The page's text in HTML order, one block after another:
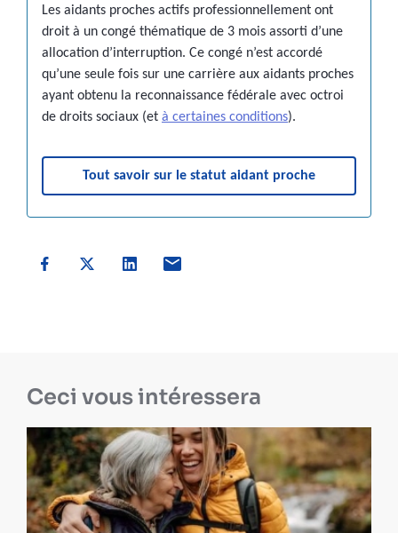
Les aidants proches actifs professionnellement ont
droit à un congé thématique de 3 mois assorti d’une
allocation d’interruption. Ce congé n’est accordé
qu’une seule fois sur une carrière aux aidants proches
ayant obtenu la reconnaissance fédérale avec octroi
de droits sociaux (et à certaines conditions).
Tout savoir sur le statut aidant proche
Ceci vous intéressera